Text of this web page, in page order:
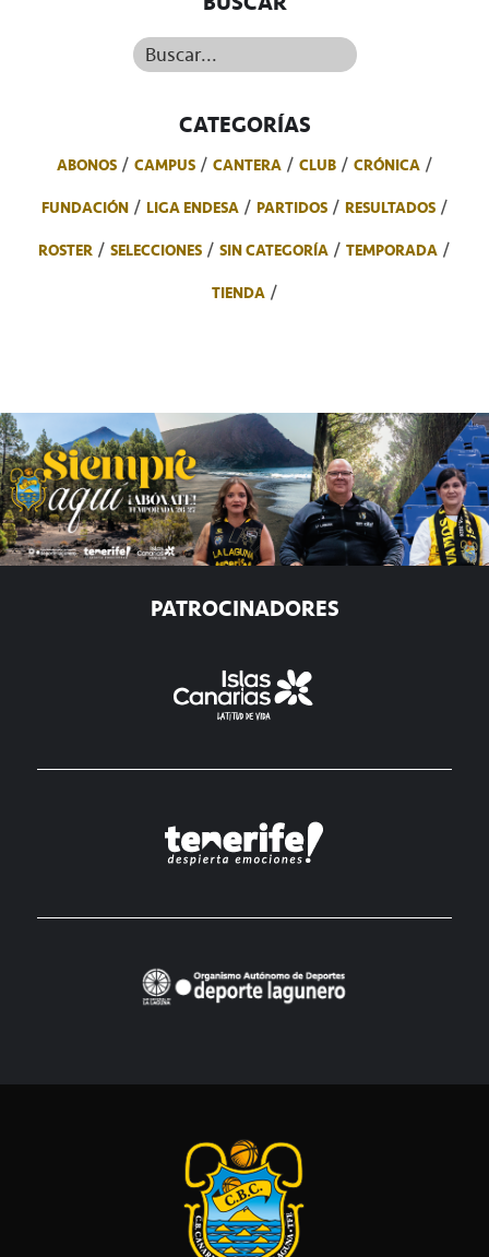
Buscar...
CATEGORÍAS
ABONOS CAMPUS CANTERA CLUB
CRÓNICA
FUNDACIÓN
LIGA ENDESA PARTIDOS
RESULTADOS
ROSTER
SELECCIONES SIN CATEGORÍA
TEMPORADA
TIENDA
PATROCINADORES